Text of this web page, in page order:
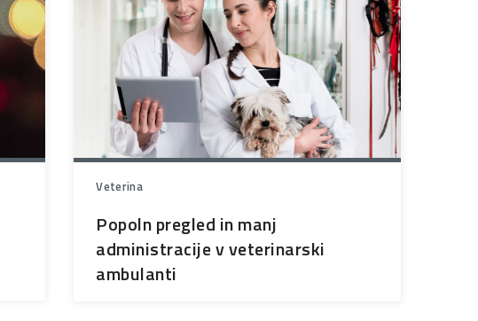
Veterina
Popoln pregled in manj
administracije v veterinarski
ambulanti